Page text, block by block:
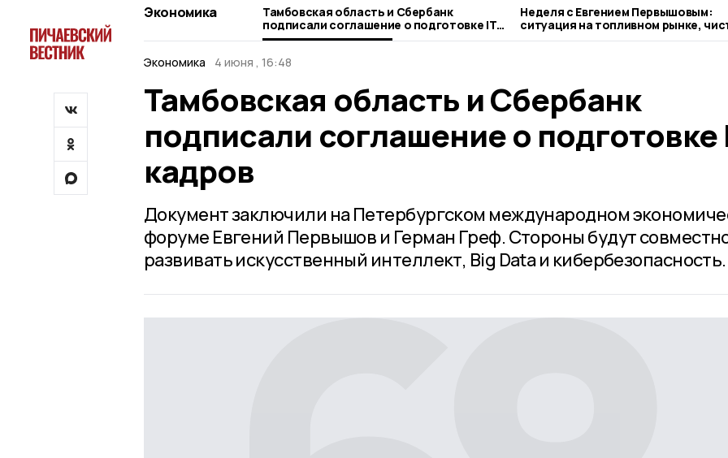
Экономика
Тамбовская область и Сбербанк
подписали соглашение о подготовке IT-
кадров
Неделя с Евгением Первышовым:
ситуация на топливном рынке,
городе и приоритеты образования
Экономика
4 июня , 16:48
Тамбовская область и Сбербанк
подписали соглашение о подготовке
кадров
Документ заключили на Петербургском международном
форуме Евгений Первышов и Герман Греф. Стороны будут
развивать искусственный интеллект, Big Data и кибербезопасность.